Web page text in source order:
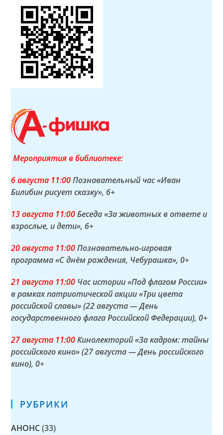
Мероприятия в библиотеке:
6 августа 11:00Познавательный час «Иван
Билибин рисует сказку», 6+
13 августа 11:00Беседа «За животных в ответе и
взрослые, и дети», 6+
20 августа 11:00Познавательно-игровая
программа «С днём рождения, Чебурашка», 0+
21 августа 11:00 Час истории «Под флагом России»
в рамках патриотической акции «Три цвета
российской славы» (22 августа — День
государственного флага Российской Федерации), 0+
27 августа 11:00Кинолекторий «За кадром: тайны
российского кино» (27 августа — День российского
кино), 0+
РУБРИКИ
АНОНС (33)